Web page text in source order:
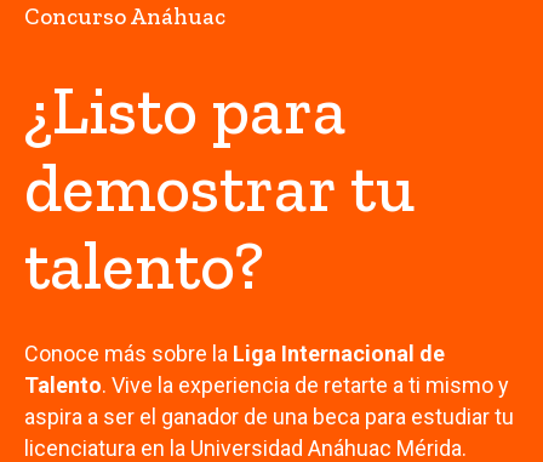
Concurso Anáhuac
¿Listo para
demostrar tu
talento?
Conoce más sobre la Liga Internacional de
Talento. Vive la experiencia de retarte a ti mismo y
aspira a ser el ganador de una beca para estudiar tu
licenciatura en la Universidad Anáhuac Mérida.